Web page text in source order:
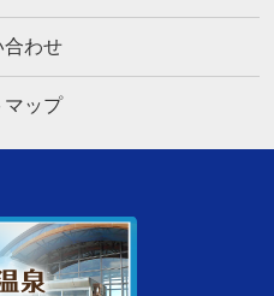
合わせ
マップ